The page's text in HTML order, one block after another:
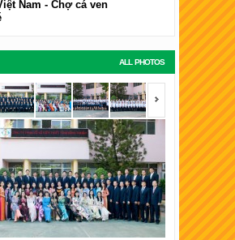
Nam - Chợ cá ven
ALL PHOTOS
span> <span></